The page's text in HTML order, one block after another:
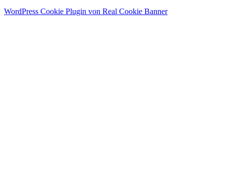
WordPress Cookie Plugin von Real Cookie Banner